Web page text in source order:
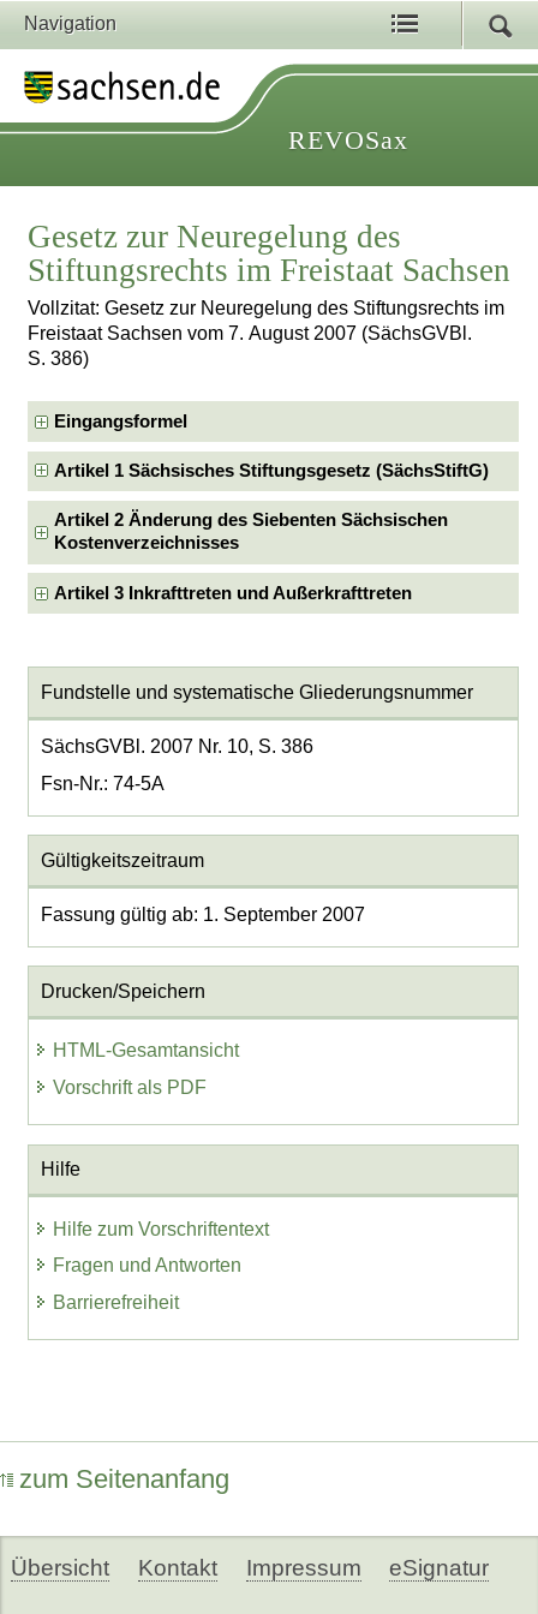
Navigation
REVOSax
Gesetz zur Neuregelung des
Stiftungsrechts im Freistaat Sachsen
Vollzitat: Gesetz zur Neuregelung des Stiftungsrechts im
Freistaat Sachsen vom 7. August 2007 (SächsGVBl.
S. 386)
Eingangsformel
Artikel 1 Sächsisches Stiftungsgesetz (SächsStiftG)
Artikel 2 Änderung des Siebenten Sächsischen
Kostenverzeichnisses
Artikel 3 Inkrafttreten und Außerkrafttreten
Fundstelle und systematische Gliederungsnummer
SächsGVBl. 2007 Nr. 10, S. 386
Fsn-Nr.: 74-5A
Gültigkeitszeitraum
Fassung gültig ab: 1. September 2007
Drucken/Speichern
HTML-Gesamtansicht
Vorschrift als PDF
Hilfe
Hilfe zum Vorschriftentext
Fragen und Antworten
Barrierefreiheit
zum Seitenanfang
Übersicht Kontakt Impressum eSignatur